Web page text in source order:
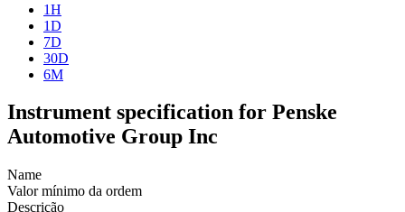
1H
1D
7D
30D
6M
Instrument specification for Penske
Automotive Group Inc
Name
Valor mínimo da ordem
Descrição